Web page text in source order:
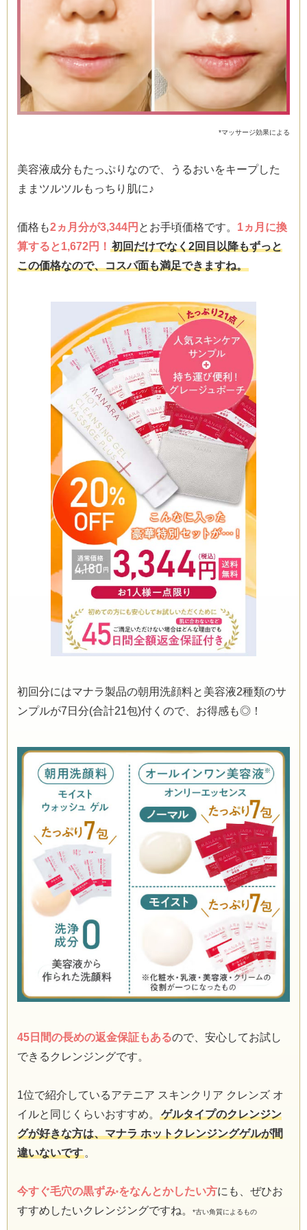
*マッサージ効果による
美容液成分もたっぷりなので、うるおいをキープした
ままツルツルもっちり肌に♪
価格も2ヵ月分が3,344円 とお手頃価格です。 1ヵ月に換
算すると1,672円！ 初回だけでなく2回目以降もずっと
この価格なので、コスパ面も満足できますね。
初回分にはマナラ製品の朝用洗顔料と美容液2種類のサ
ンプルが7日分(合計21包)付くので、お得感も◎！
45日間の長めの返金保証もあるので、安心してお試し
できるクレンジングです。
1位で紹介しているアテニア スキンクリア クレンズ オ
イルと同じくらいおすすめ。
ゲルタイプのクレンジン
グが好きな方は、マナラ ホットクレンジングゲルが間
違いないです 。
今すぐ毛穴の黒ずみ*をなんとかしたい方にも、ぜひお
すすめしたいクレンジングですね。
*古い角質によるもの